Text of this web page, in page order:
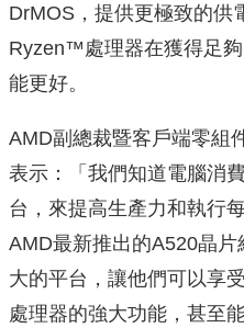
DrMOS，提供更極致的供
Ryzen™處理器在獲得足
能更好。
AMD副總裁暨客戶端零組
表示：「我們知道電腦消
台，來提高生產力和執行
AMD最新推出的A520晶
大的平台，讓他們可以享
處理器的強大功能，甚至